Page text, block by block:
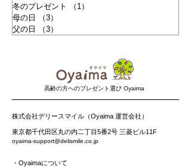
冬のプレゼント
（1）
母の日
（3）
父の日
（3）
​高齢の方へのプレゼント選び Oyaima
株式会社デリースマイル（Oyaima 運営会社）
東京都千代田区丸の内二丁目5番2号 三菱ビル11F
oyaima-support@delismile.co.jp
・ Oyaimaについて